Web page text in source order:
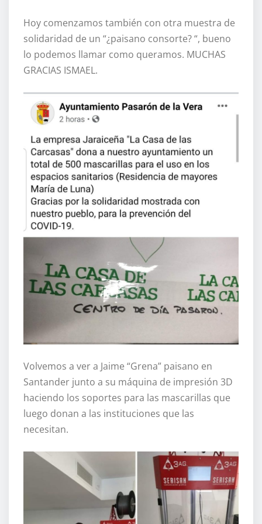
Hoy comenzamos también con otra muestra de
solidaridad de un “¿paisano consorte? “, bueno
lo podemos llamar como queramos. MUCHAS
GRACIAS ISMAEL.
Volvemos a ver a Jaime “Grena” paisano en
Santander junto a su máquina de impresión 3D
haciendo los soportes para las mascarillas que
luego donan a las instituciones que las
necesitan.